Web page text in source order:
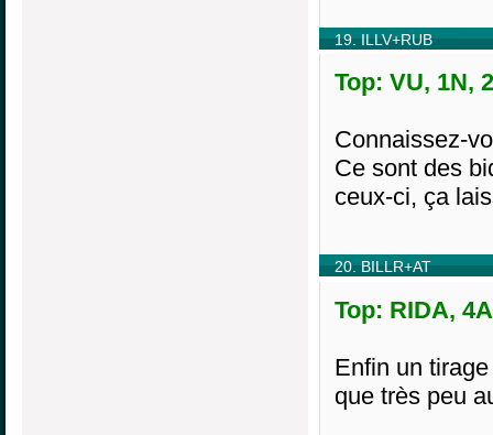
19. ILLV+RUB
Top: VU, 1N,
Connaissez-
Ce sont des
ceux-ci, ça
20. BILLR+AT
Top: RIDA,
Enfin un
que très peu